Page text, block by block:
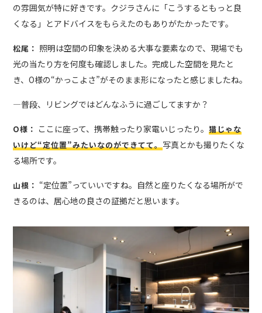
の雰囲気が特に好きです。クジラさんに「こうするともっと良
くなる」とアドバイスをもらえたのもありがたかったです。
松尾： 照明は空間の印象を決める大事な要素なので、現場でも
光の当たり方を何度も確認しました。完成した空間を見たと
き、O様の“かっこよさ”がそのまま形になったと感じましたね。
―普段、リビングではどんなふうに過ごしてますか？
O様： ここに座って、携帯触ったり家電いじったり。猫じゃな
いけど“定位置”みたいなのができてて。写真とかも撮りたくな
る場所です。
山根： “定位置”っていいですね。自然と座りたくなる場所がで
きるのは、居心地の良さの証拠だと思います。